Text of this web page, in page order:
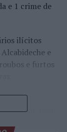
e 1 crime de
ilícitos
e
e furtos
desde